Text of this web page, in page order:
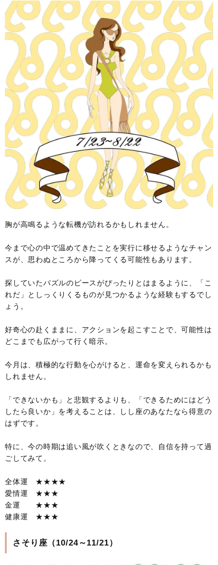
胸が高鳴るような転機が訪れるかもしれません。
今まで心の中で温めてきたことを実行に移せるようなチャン
スが、思わぬところから降ってくる可能性もあります。
探していたパズルのピースがぴったりとはまるように、「こ
れだ」としっくりくるものが見つかるような経験もするでし
ょう。
好奇心の赴くままに、アクションを起こすことで、可能性は
どこまでも広がって行く暗示。
今月は、積極的な行動を心がけると、運命を変えられるかも
しれません。
「できないかも」と悲観するよりも、「できるためにはどう
したら良いか」を考えることは、しし座のあなたなら得意の
はずです。
特に、今の時期は追い風が吹くときなので、自信を持って過
ごしてみて。
全体運 ★★★★
愛情運 ★★★
金運 ★★★
健康運 ★★★
さそり座（10/24～11/21）